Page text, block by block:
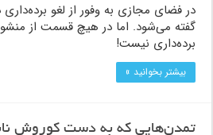
در فضای مجازی به وفور از لغو
گفته می‌شود. اما در هیچ‌ قسمت از
برده‌داری نیست!
بیشتر بخوانید »
تمدن‌هایی که به دست کوروش